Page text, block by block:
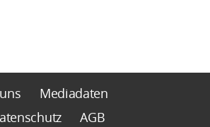
Mediadaten
AGB